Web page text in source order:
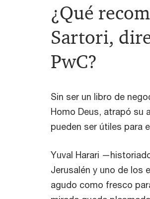
¿Qué
Sartori,
PwC?
Sin ser un libro de
Homo Deus, atrapó su
pueden ser útiles para
Yuval Harari
Jerusalén y uno de los
agudo como fresco